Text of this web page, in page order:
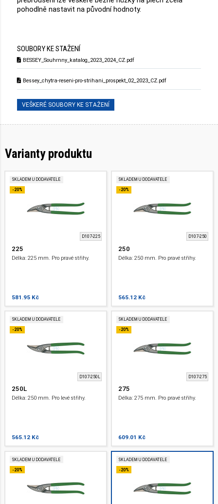
pohodlně nastavit na původní hodnoty.
SOUBORY KE STAŽENÍ
BESSEY_Souhrnny_katalog_2023_2024_CZ.pdf
Bessey_chytra-reseni-pro-strihani_prospekt_02_2023_CZ.pdf
VEŠKERÉ SOUBORY KE STAŽENÍ
Varianty produktu
SKLADEM U DODAVATELE
-20%
D107-225
225
Délka: 225 mm. Pro pravé střihy.
581.95 Kč
SKLADEM U DODAVATELE
-20%
D107-250
250
Délka: 250 mm. Pro pravé střihy.
565.12 Kč
SKLADEM U DODAVATELE
-20%
D107-250L
250L
Délka: 250 mm. Pro levé střihy.
565.12 Kč
SKLADEM U DODAVATELE
-20%
D107-275
275
Délka: 275 mm. Pro pravé střihy.
609.01 Kč
SKLADEM U DODAVATELE
-20%
SKLADEM U DODAVATELE
-20%